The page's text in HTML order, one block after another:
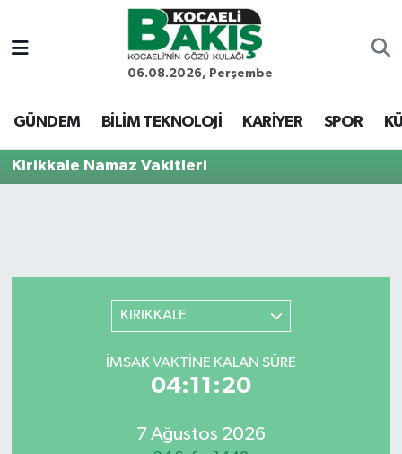
06.08.2026, Perşembe
GÜNDEM BİLİM TEKNOLOJİ KARİYER SPOR
Kirikkale Namaz Vakitleri
KIRIKKALE
İMSAK VAKTINE KALAN SÜRE
04:11:20
7 Ağustos 2026
Kocaeli Nöbetçi Eczaneler
Kocaeli Hava Durumu
Kocaeli Trafik Yoğunluk Haritası
Son Dakika Haberleri